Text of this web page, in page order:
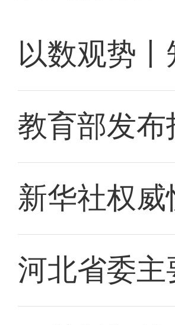
以数观势
教育部发
新华社权
河北省委